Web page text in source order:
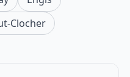
Clocher